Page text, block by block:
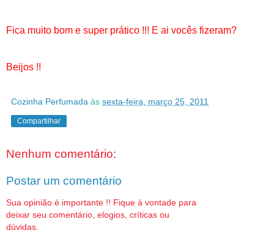
Fica muito bom e super prático !!! E ai vocês fizeram?
Beijos !!
Cozinha Perfumada às sexta-feira, março 25, 2011
Compartilhar
Nenhum comentário:
Postar um comentário
Sua opinião é importante !! Fique à vontade para
deixar seu comentário, elogios, críticas ou
dúvidas.